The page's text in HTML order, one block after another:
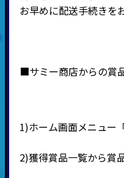
お早めに配送手続きを
■サミー商店からの賞
1)ホーム画面メニュー
2)獲得賞品一覧から賞